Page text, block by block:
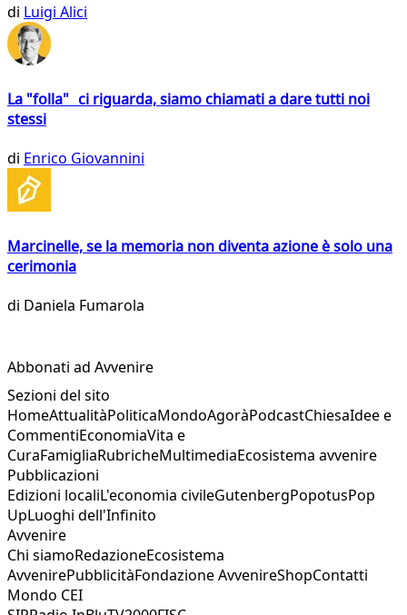
di Luigi Alici
La "folla" ci riguarda, siamo chiamati a dare tutti noi
stessi
di Enrico Giovannini
Marcinelle, se la memoria non diventa azione è solo una
cerimonia
di Daniela Fumarola
Abbonati ad Avvenire
Sezioni del sito
HomeAttualitàPoliticaMondoAgoràPodcastChiesaIdee e
CommentiEconomiaVita e
CuraFamigliaRubricheMultimediaEcosistema avvenire
Pubblicazioni
Edizioni localiL'economia civileGutenbergPopotusPop
UpLuoghi dell'Infinito
Avvenire
Chi siamoRedazioneEcosistema
AvvenirePubblicitàFondazione AvvenireShopContatti
Mondo CEI